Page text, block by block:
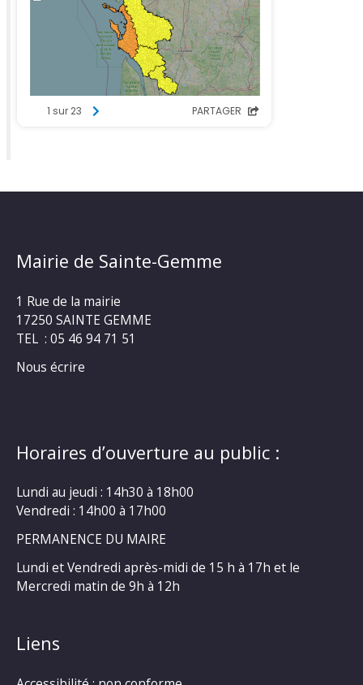
Mairie de Sainte-Gemme
1 Rue de la mairie
17250 SAINTE GEMME
TEL : 05 46 94 71 51
Nous écrire
Horaires d’ouverture au public :
Lundi au jeudi : 14h30 à 18h00
Vendredi : 14h00 à 17h00
PERMANENCE DU MAIRE
Lundi et Vendredi après-midi de 15 h à 17h et le
Mercredi matin de 9h à 12h
Liens